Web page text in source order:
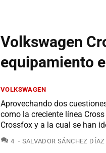
Volkswagen
equipamiento
VOLKSWAGEN
Aprovechando dos
como la creciente línea
Crossfox y a la cual se han
4 COMENTARIOS
SALVADOR SÁNCHEZ DÍAZ